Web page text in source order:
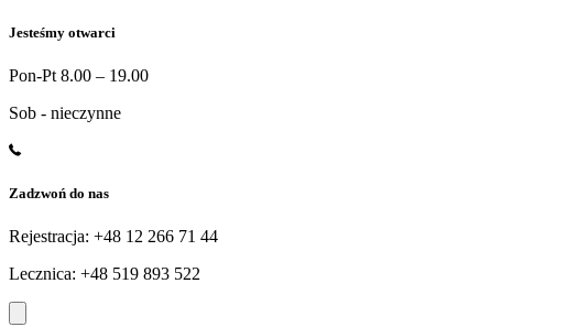
Jesteśmy otwarci
Pon-Pt 8.00 – 19.00
Sob - nieczynne
Zadzwoń do nas
Rejestracja: +48 12 266 71 44
Lecznica: +48 519 893 522